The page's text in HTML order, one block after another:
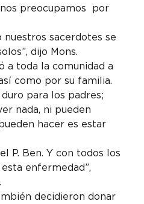
preocupamos  por
nuestros sacerdotes se
dijo Mons.
a toda la comunidad a
como por su familia.
para los padres;
nada, ni pueden
hacer es estar
P. Ben. Y con todos los
enfermedad”,
decidieron donar